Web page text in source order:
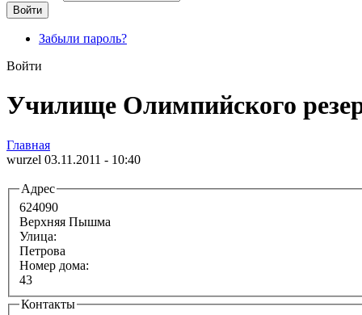
Забыли пароль?
Войти
Училище Олимпийского
Главная
wurzel 03.11.2011 - 10:40
Адрес
624090
Верхняя Пышма
Улица:
Петрова
Номер дома:
43
Контакты